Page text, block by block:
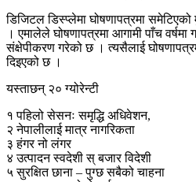
डिजिटल डिस्प्लेमा घोषणापत्रमा
। एमालेले घोषणापत्रमा आगामी पाँच वर्षमा
संक्षेपीकरण गरेको छ । त्यसैलाई
दिइएको छ ।
यस्ताछन् २० ग्योरेन्टी
१ पहिलो सेसनः समृद्धि अधिवेशन,
२ नेपालीलाई मात्र नागरिकता
३ हंगर नो लंगर
४ उत्पादन स्वदेशी स् बजार विदेशी
५ सुरक्षित छाना – पुग्छ सबैको चाहना